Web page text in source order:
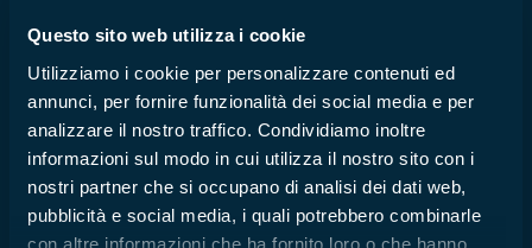
Questo sito web utilizza i cookie
Utilizziamo i cookie per personalizzare contenuti ed
annunci, per fornire funzionalità dei social media e per
analizzare il nostro traffico. Condividiamo inoltre
informazioni sul modo in cui utilizza il nostro sito con i
nostri partner che si occupano di analisi dei dati web,
pubblicità e social media, i quali potrebbero combinarle
con altre informazioni che ha fornito loro o che hanno
Le lagune dei dinosauri a
Rocca di Cave
1
2021
MONUMENTO NATURALE SCOGLIERA
CRETACICA FOSSILE DI ROCCA DI CAVE